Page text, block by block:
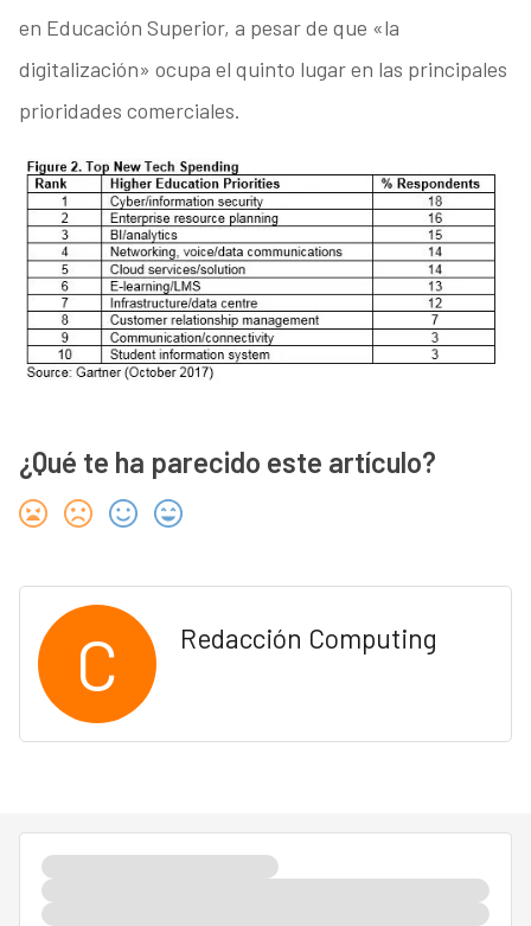
en Educación Superior, a pesar de que «la
digitalización» ocupa el quinto lugar en las principales
prioridades comerciales.
¿Qué te ha parecido este artículo?
C Redacción Computing